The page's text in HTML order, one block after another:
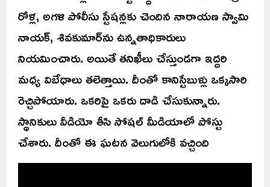
రోళ్ల, అగళి పోలీసు స్టేషన్లకు చెందిన నారాయణ స్వామి
నాయక్, శివకుమార్‌ను ఉన్నతాధికారులు
నియమించారు. అయితే తనిఖీలు చేస్తుండగా ఇద్దరి
మధ్య విబేధాలు తలెత్తాయి. దీంతో కానిస్టేబుళ్లు ఒక్కసారి
రెచ్చిపోయారు. ఒకరిపై ఒకరు దాడి చేసుకున్నారు.
స్థానికులు వీడియో తీసి సోషల్ మీడియాలో పోస్టు
చేశారు. దీంతో ఈ ఘటన వెలుగులోకి వచ్చింది